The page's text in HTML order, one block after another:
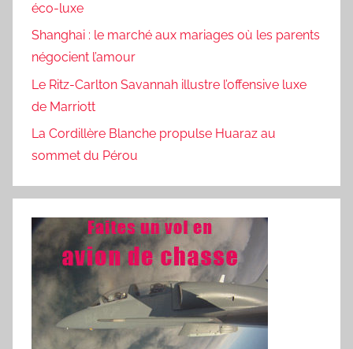
éco-luxe
Shanghai : le marché aux mariages où les parents
négocient l’amour
Le Ritz-Carlton Savannah illustre l’offensive luxe
de Marriott
La Cordillère Blanche propulse Huaraz au
sommet du Pérou